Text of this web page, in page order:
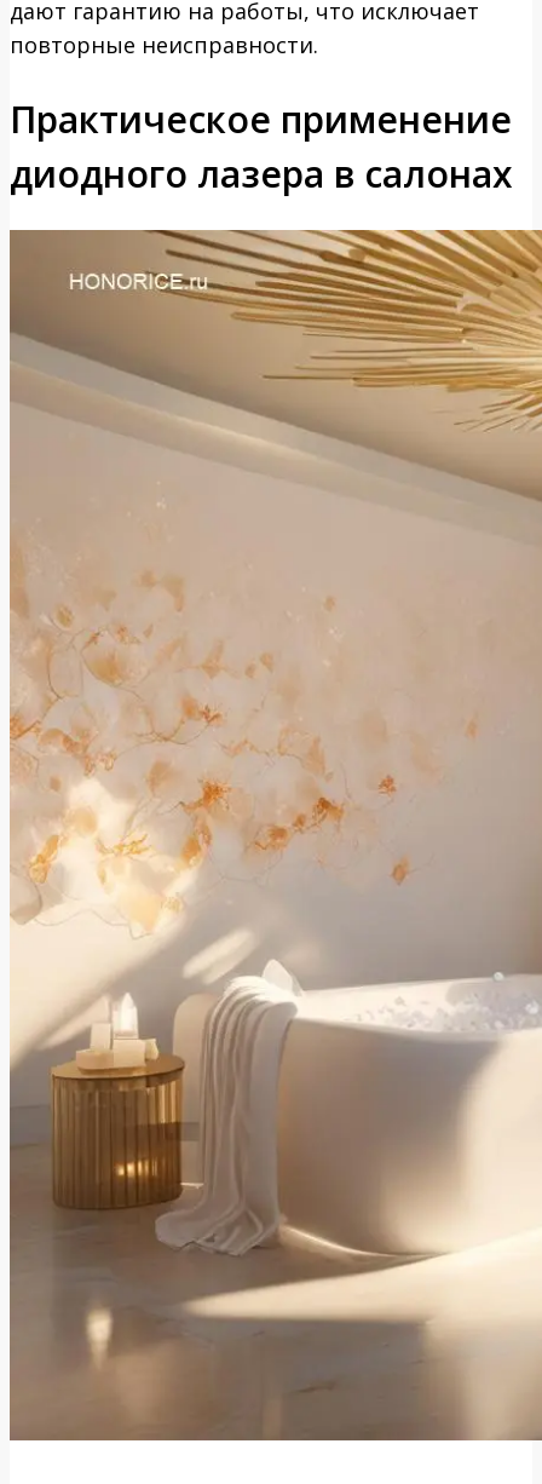
дают гарантию на работы, что исключает
повторные неисправности.
Практическое применение
диодного лазера в салонах